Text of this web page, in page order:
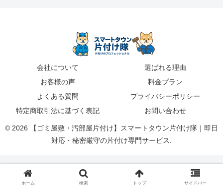
会社について
選ばれる理由
お客様の声
料金プラン
よくある質問
プライバシーポリシー
特定商取引法に基づく表記
お問い合わせ
© 2026 【ゴミ屋敷・汚部屋片付け】スマートタウン片付け隊｜即日
対応・秘密厳守の片付け専門サービス.
ホーム 検索 トップ サイドバー